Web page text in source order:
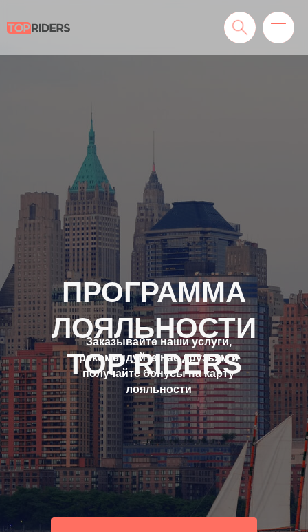
Заказывайте наши услуги,
рекомендуйте нас друзьям и
получайте бонусы на карту
лояльности
ПРОГРАММА
ЛОЯЛЬНОСТИ
TOP RIDERS